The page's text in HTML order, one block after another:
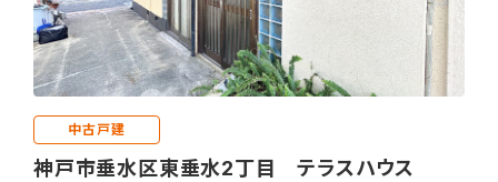
中古戸建
神戸市垂水区東垂水2丁目 テラスハウス